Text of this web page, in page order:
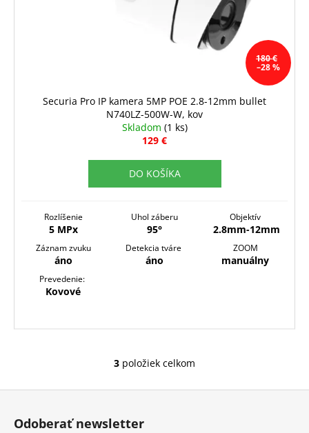
180 €
–28 %
Securia Pro IP kamera 5MP POE 2.8-12mm bullet
N740LZ-500W-W, kov
Skladom (1 ks)
129 €
DO KOŠÍKA
Rozlíšenie
5 MPx
Uhol záberu
95°
Objektív
2.8mm-12mm
Záznam zvuku
áno
Detekcia tváre
áno
ZOOM
manuálny
Prevedenie:
Kovové
O
3 položiek celkom
Odoberať newsletter